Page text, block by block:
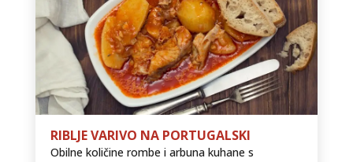
RIBLJE VARIVO NA PORTUGALSKI
Obilne količine rombe i arbuna kuhane s